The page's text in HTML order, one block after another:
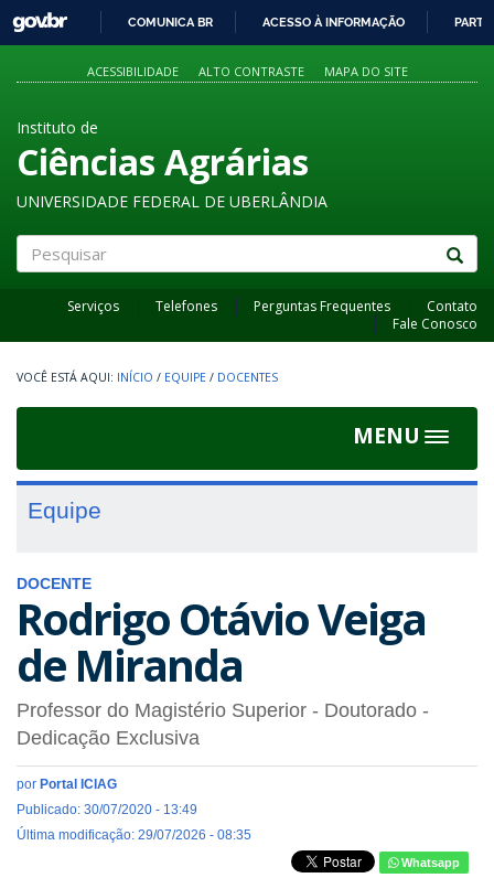
PARA
O
GOVBR
COMUNICA BR ACESSO À INFORMAÇÃO
ACESSIBILIDADE ALTO CONTRASTE MAPA DO SITE
Instituto de
Ciências Agrárias
UNIVERSIDADE FEDERAL DE UBERLÂNDIA
Serviços Telefones Perguntas Frequentes
Contato
Fale Conosco
INÍCIO / EQUIPE / DOCENTES
MENU
Toggle
Equipe
DOCENTE
Rodrigo Otávio Veiga
de Miranda
Professor do Magistério Superior - Doutorado -
Dedicação Exclusiva
por Portal ICIAG
Publicado: 30/07/2020 - 13:49
Última modificação: 29/07/2026 - 08:35
Whatsapp